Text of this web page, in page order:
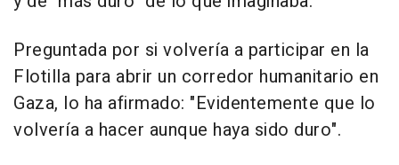
Preguntada por si volvería a participar en la
Flotilla para abrir un corredor humanitario en
Gaza, lo ha afirmado: "Evidentemente que lo
volvería a hacer aunque haya sido duro".